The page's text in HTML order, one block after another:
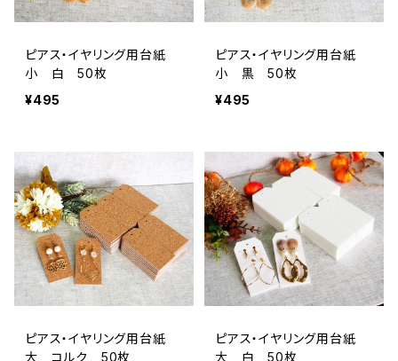
ピアス・イヤリング用台紙
小 白 50枚
¥495
ピアス・イヤリング用台紙
小 黒 50枚
¥495
ピアス・イヤリング用台紙
大 コルク 50枚
ピアス・イヤリング用台紙
大 白 50枚